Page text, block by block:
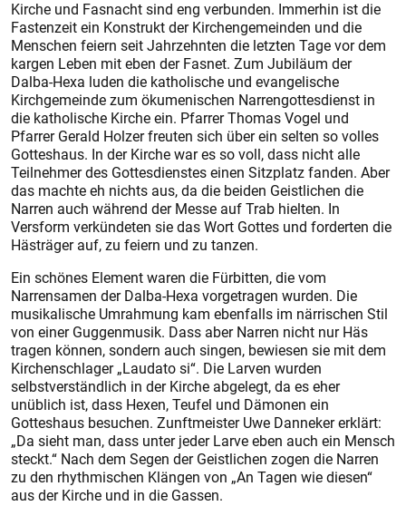
Kirche und Fasnacht sind eng verbunden. Immerhin ist die
Fastenzeit ein Konstrukt der Kirchengemeinden und die
Menschen feiern seit Jahrzehnten die letzten Tage vor dem
kargen Leben mit eben der Fasnet. Zum Jubiläum der
Dalba-Hexa luden die katholische und evangelische
Kirchgemeinde zum ökumenischen Narrengottesdienst in
die katholische Kirche ein. Pfarrer Thomas Vogel und
Pfarrer Gerald Holzer freuten sich über ein selten so volles
Gotteshaus. In der Kirche war es so voll, dass nicht alle
Teilnehmer des Gottesdienstes einen Sitzplatz fanden. Aber
das machte eh nichts aus, da die beiden Geistlichen die
Narren auch während der Messe auf Trab hielten. In
Versform verkündeten sie das Wort Gottes und forderten die
Hästräger auf, zu feiern und zu tanzen.
Ein schönes Element waren die Fürbitten, die vom
Narrensamen der Dalba-Hexa vorgetragen wurden. Die
musikalische Umrahmung kam ebenfalls im närrischen Stil
von einer Guggenmusik. Dass aber Narren nicht nur Häs
tragen können, sondern auch singen, bewiesen sie mit dem
Kirchenschlager „Laudato si“. Die Larven wurden
selbstverständlich in der Kirche abgelegt, da es eher
unüblich ist, dass Hexen, Teufel und Dämonen ein
Gotteshaus besuchen. Zunftmeister Uwe Danneker erklärt:
„Da sieht man, dass unter jeder Larve eben auch ein Mensch
steckt.“ Nach dem Segen der Geistlichen zogen die Narren
zu den rhythmischen Klängen von „An Tagen wie diesen“
aus der Kirche und in die Gassen.